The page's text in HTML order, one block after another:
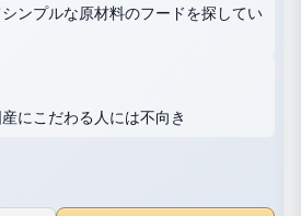
ンプルな原材料のフードを探してい
にこだわる人には不向き